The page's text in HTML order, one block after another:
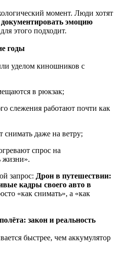
момент. Люди хотят
документировать эмоцию
этого подходит.
годы
уделом киношников с
в рюкзак;
слежения работают почти как
снимать даже на ветру;
спрос на
жизни».
запрос: Дрон в путешествии:
кадры своего авто в
«как снимать», а «как
закон и реальность
быстрее, чем аккумулятор